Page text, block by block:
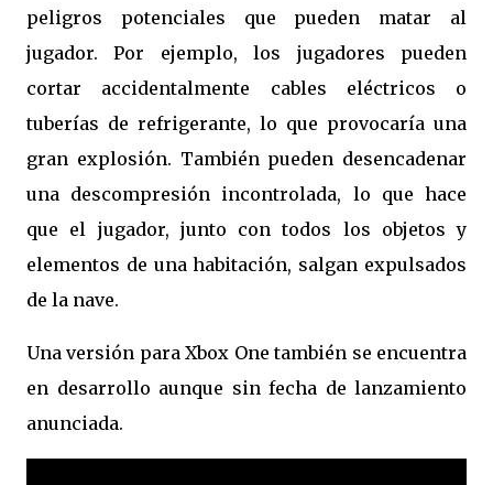
peligros potenciales que pueden matar al
jugador. Por ejemplo, los jugadores pueden
cortar accidentalmente cables eléctricos o
tuberías de refrigerante, lo que provocaría una
gran explosión. También pueden desencadenar
una descompresión incontrolada, lo que hace
que el jugador, junto con todos los objetos y
elementos de una habitación, salgan expulsados
de la nave.
Una versión para Xbox One también se encuentra
en desarrollo aunque sin fecha de lanzamiento
anunciada.